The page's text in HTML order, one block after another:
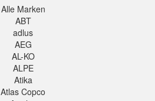
Alle Marken
ABT
adlus
AEG
AL-KO
ALPE
Atika
Atlas Copco